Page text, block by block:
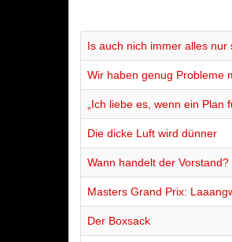
Is auch nich immer alles nur
Wir haben genug Probleme
„Ich liebe es, wenn ein Plan
Die dicke Luft wird dünner
Wann handelt der Vorstand?
Masters Grand Prix:
Der Boxsack